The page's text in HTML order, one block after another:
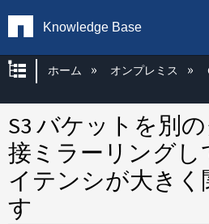
Knowledge Base
グローバル階層を展
ホーム オンプレミス
S3 バケットを別
接ミラーリングし
イテンシが大きく
す